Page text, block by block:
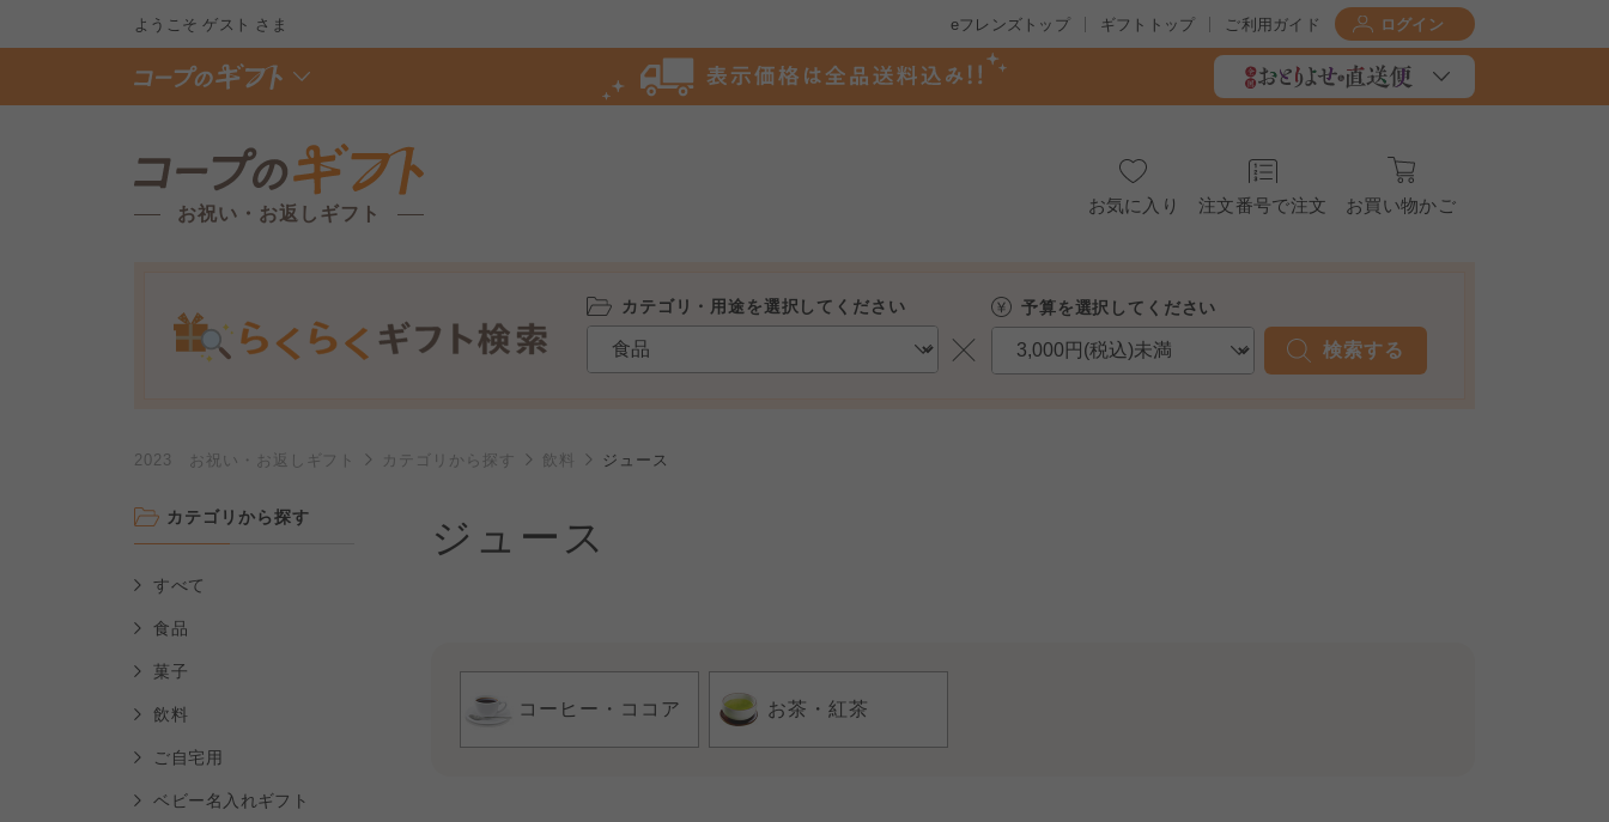
ようこそゲスト さま eフレンズトップ ギフトトップ ご利用ガイド ログイン
お祝い・お返しギフト お気に入り 注文番号で注文 お買い物かご
カテゴリ・用途を選択してください 予算を選択してください
検索する
2023 お祝い・お返しギフト カテゴリから探す 飲料 ジュース
カテゴリから探す
すべて
食品
菓子
飲料
ご自宅用
ベビー名入れギフト
ジュース
コーヒー・ココア お茶・紅茶